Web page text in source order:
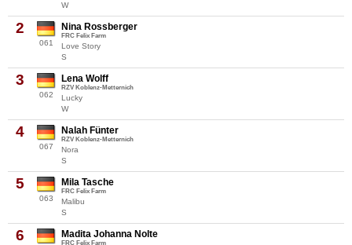
W
2
061
Nina Rossberger
FRC Felix Farm
Love Story
S
3
062
Lena Wolff
RZV Koblenz-Metternich
Lucky
W
4
067
Nalah Fünter
RZV Koblenz-Metternich
Nora
S
5
063
Mila Tasche
FRC Felix Farm
Malibu
S
6 Madita Johanna Nolte
FRC Felix Farm